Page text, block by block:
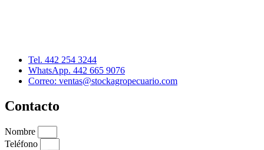
Tel. 442 254 3244
WhatsApp. 442 665 9076
Correo: ventas@stockagropecuario.com
Contacto
Nombre
Teléfono